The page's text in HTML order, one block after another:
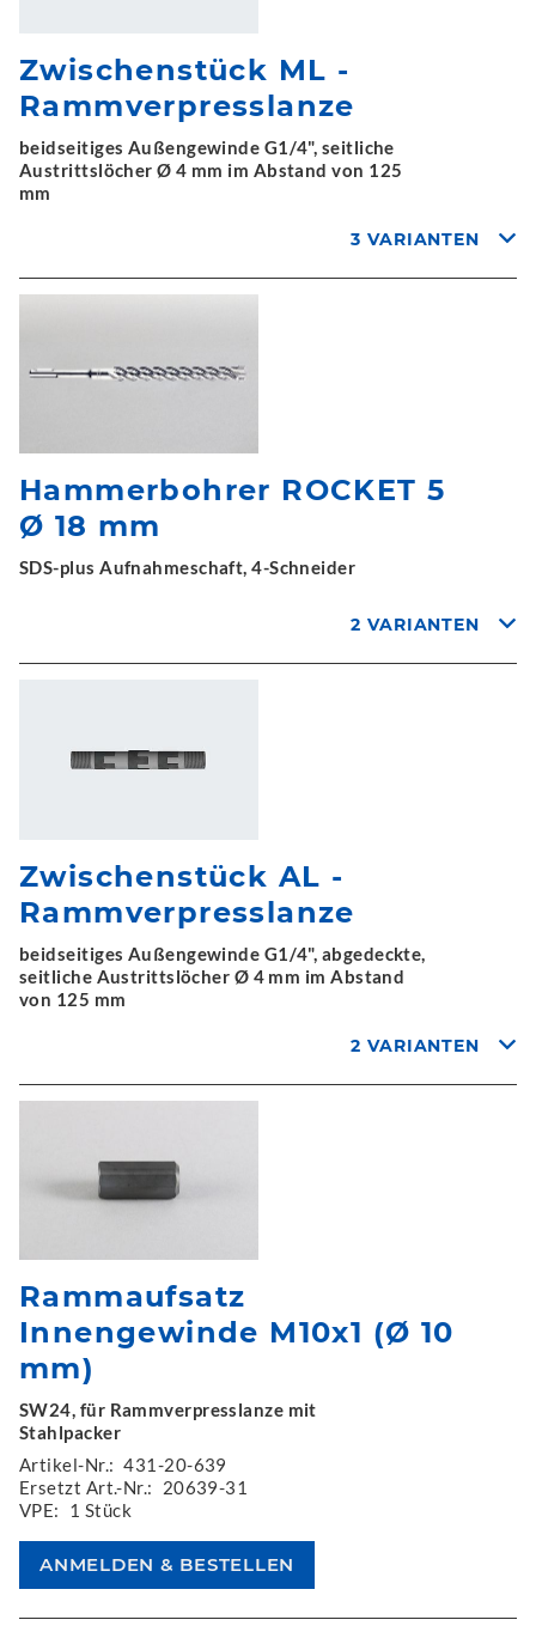
Zwischenstück ML -
Rammverpresslanze
beidseitiges Außengewinde G1/4", seitliche
Austrittslöcher Ø 4 mm im Abstand von 125
mm
3 VARIANTEN
Hammerbohrer ROCKET 5
Ø 18 mm
SDS-plus Aufnahmeschaft, 4-Schneider
2 VARIANTEN
Zwischenstück AL -
Rammverpresslanze
beidseitiges Außengewinde G1/4", abgedeckte,
seitliche Austrittslöcher Ø 4 mm im Abstand
von 125 mm
2 VARIANTEN
Rammaufsatz
Innengewinde M10x1 (Ø 10
mm)
SW24, für Rammverpresslanze mit
Stahlpacker
Artikel-Nr.: 431-20-639
Ersetzt Art.-Nr.:
20639-31
VPE:
1 Stück